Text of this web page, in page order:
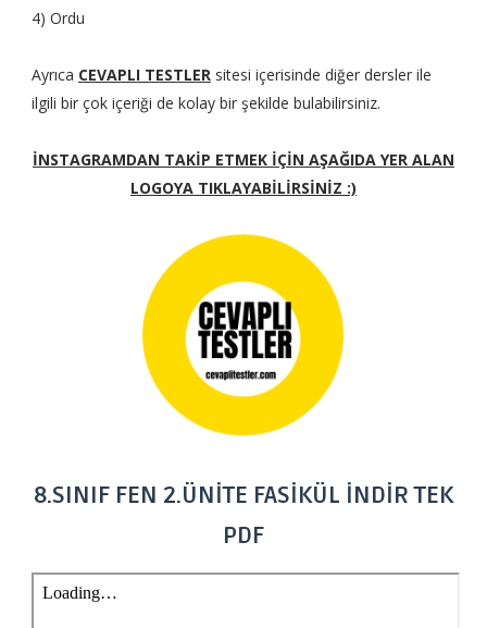
4) Ordu
Ayrıca CEVAPLI TESTLERsitesi içerisinde diğer dersler ile
ilgili bir çok içeriği de kolay bir şekilde bulabilirsiniz.
İNSTAGRAMDAN TAKİP ETMEK İÇİN AŞAĞIDA YER ALAN
LOGOYA TIKLAYABİLİRSİNİZ :)
8.SINIF FEN 2.ÜNİTE FASİKÜL İNDİR TEK
PDF